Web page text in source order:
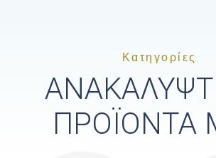
Κατηγορίες
ΠΡΟΪΟΝΤΑ